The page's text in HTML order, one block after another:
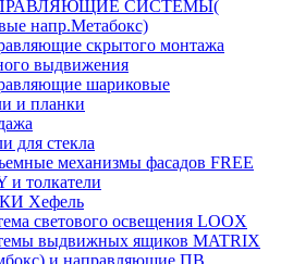
СИСТЕМЫ(
напр.Метабокс)
скрытого монтажа
выдвижения
шариковые
и планки
для стекла
механизмы фасадов FREE
и толкатели
Хефель
светового освещения LOOX
выдвижных ящиков MATRIX
и направляющие ПВ